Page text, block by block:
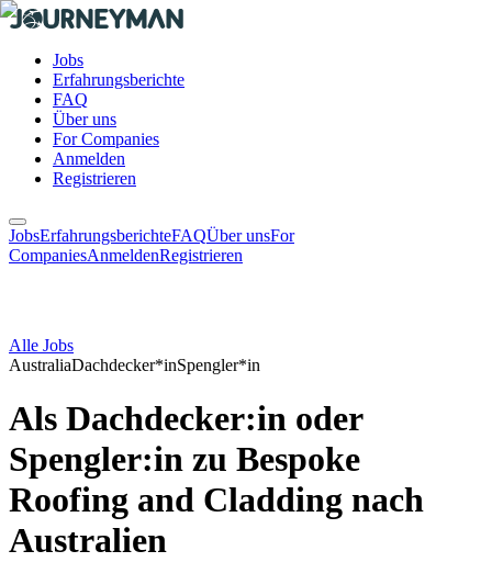
Jobs
Erfahrungsberichte
FAQ
Über uns
For Companies
Anmelden
Registrieren
JobsErfahrungsberichteFAQÜber unsFor
CompaniesAnmeldenRegistrieren
Alle Jobs
AustraliaDachdecker*inSpengler*in
Als Dachdecker:in oder
Spengler:in zu Bespoke
Roofing and Cladding nach
Australien